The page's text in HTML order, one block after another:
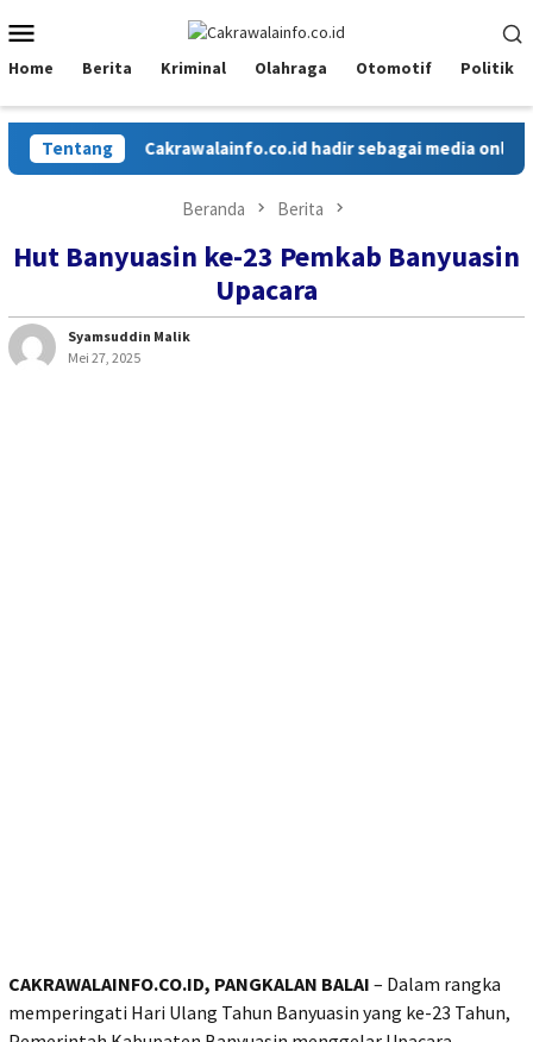
ke
kontenMobile
Home Berita Kriminal Olahraga Otomotif Politik
TentangCakrawalainfo.co.id hadir sebagai media online
Beranda Berita
Hut Banyuasin ke-23 Pemkab Banyuasin
Upacara
Syamsuddin Malik
Mei 27, 2025
CAKRAWALAINFO.CO.ID, PANGKALAN BALAI – Dalam rangka
memperingati Hari Ulang Tahun Banyuasin yang ke-23 Tahun,